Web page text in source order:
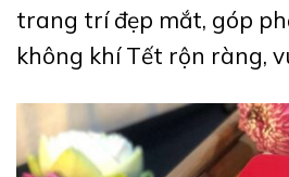
trang trí đẹp mắt, góp
không khí Tết rộn ràng,